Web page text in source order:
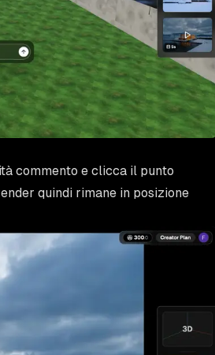
commento e clicca il punto
quindi rimane in posizione